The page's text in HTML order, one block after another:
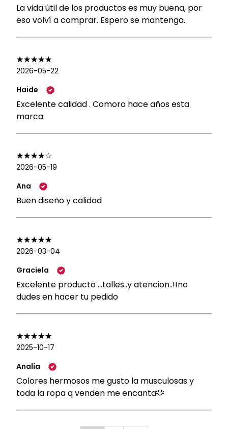
La vida útil de los productos es muy buena, por
eso volví a comprar. Espero se mantenga.
2026-05-22
Haide
Excelente calidad . Comoro hace años esta
marca
2026-05-19
Ana
Buen diseño y calidad
2026-03-04
Graciela
Excelente producto ...talles..y atencion..!!no
dudes en hacer tu pedido
2025-10-17
Analía
Colores hermosos me gusto la musculosas y
toda la ropa q venden me encanta🫶